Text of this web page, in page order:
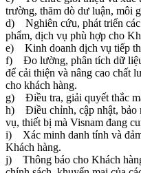
trường, thăm dò dư luận, môi
d) Nghiên cứu, phát triển các
phẩm, dịch vụ phù hợp cho
e) Kinh doanh dịch vụ tiếp
f) Đo lường, phân tích dữ
để cải thiện và nâng cao chất
cho khách hàng.
g) Điều tra, giải quyết thắc
h) Điều chỉnh, cập nhật, bảo
vụ, thiết bị mà Visnam đang
i) Xác minh danh tính và
Khách hàng.
j) Thông báo cho Khách